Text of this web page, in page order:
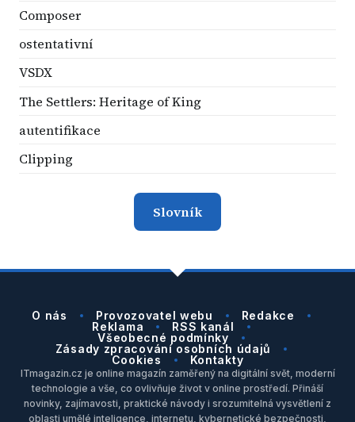
Composer
ostentativní
VSDX
The Settlers: Heritage of King
autentifikace
Clipping
Slovník
O nás Provozovatel webu
Redakce
Reklama
RSS kanál
Všeobecné podmínky
Zásady zpracování osobních údajů
Cookies
Kontakty
ITmagazin.cz je online magazín zaměřený na digitální svět, moderní
technologie a vše, co ovlivňuje život v online prostředí. Přináší
novinky, zajímavosti, praktické návody i srozumitelná vysvětlení z
oblasti umělé inteligence, internetu, kybernetické bezpečnosti,